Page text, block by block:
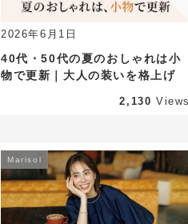
2026年6月1日
40代・50代の夏のおしゃれは小
物で更新｜大人の装いを格上げ
2,130 Views
Marisol